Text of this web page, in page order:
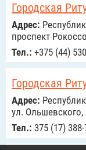
Городская
Адрес:
проспект
Тел.: +375 (44)
Городская
Адрес:
ул. Ольшевского,
Тел.: 375 (17)